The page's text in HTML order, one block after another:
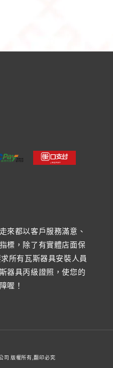
來都以客戶服務滿意、
標，除了有實體店面保
所有瓦斯器具安裝人員
器具丙級證照，使您的
喔！
司 版權所有,翻印必究